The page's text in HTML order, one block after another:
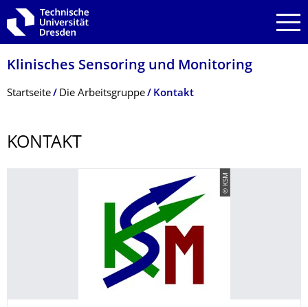
Zur Hauptnavigation springen
Zur Suche springen
Zum Inhalt springen
Klinisches Sensoring und Monitoring
Breadcrumb-Menü
Startseite Die Arbeitsgruppe Kontakt
KONTAKT
© KSM